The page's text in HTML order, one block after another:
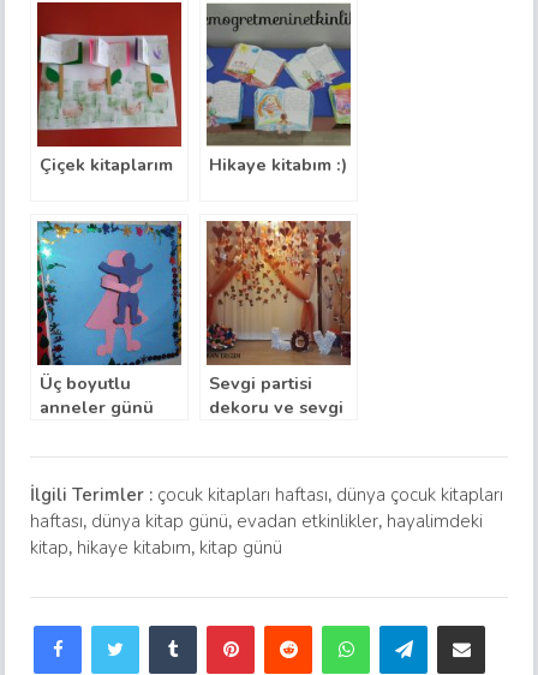
Çiçek kitaplarım Hikaye kitabım :)
Üç boyutlu
anneler günü
Sevgi partisi
dekoru ve sevgi
İlgili Terimler : çocuk kitapları haftası, dünya çocuk kitapları
haftası, dünya kitap günü, evadan etkinlikler, hayalimdeki
kitap, hikaye kitabım, kitap günü
FacebookTwitter Tumblr PinterestReddit WhatsAppTelegram